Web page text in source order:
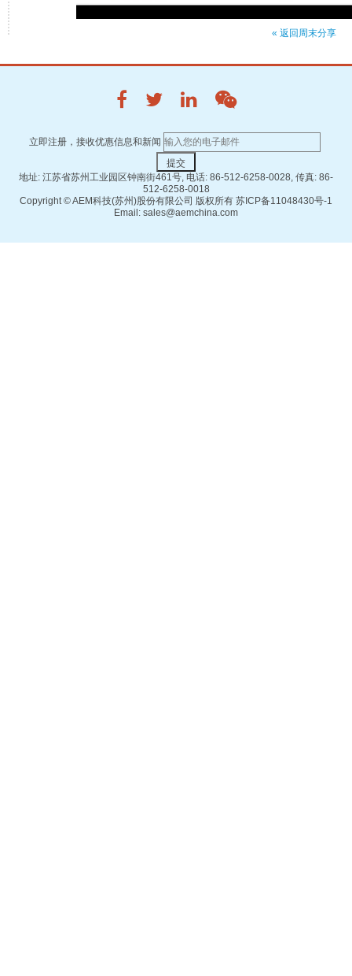
« 返回周末分享
立即注册，接收优惠信息和新闻
地址: 江苏省苏州工业园区钟南街461号, 电话: 86-512-6258-0028, 传真: 86-
512-6258-0018
Copyright ©AEM科技(苏州)股份有限公司 版权所有 苏ICP备11048430号-1
Email: sales@aemchina.com